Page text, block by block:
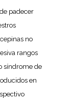
padecer
no
rangos
síndrome de
en